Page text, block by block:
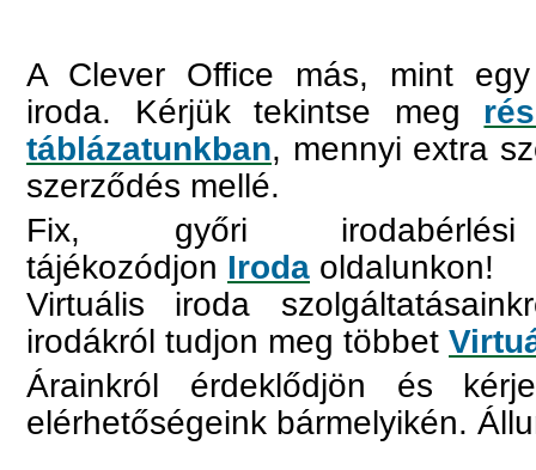
A Clever Office más, mint
iroda. Kérjük tekintse meg
táblázatunkban, mennyi extra
szerződés mellé.
Fix, győri irodabérlési
tájékozódjon Iroda oldalunkon!
Virtuális iroda
irodákról tudjon meg többet
Árainkról érdeklődjön és
elérhetőségeink bármelyikén.